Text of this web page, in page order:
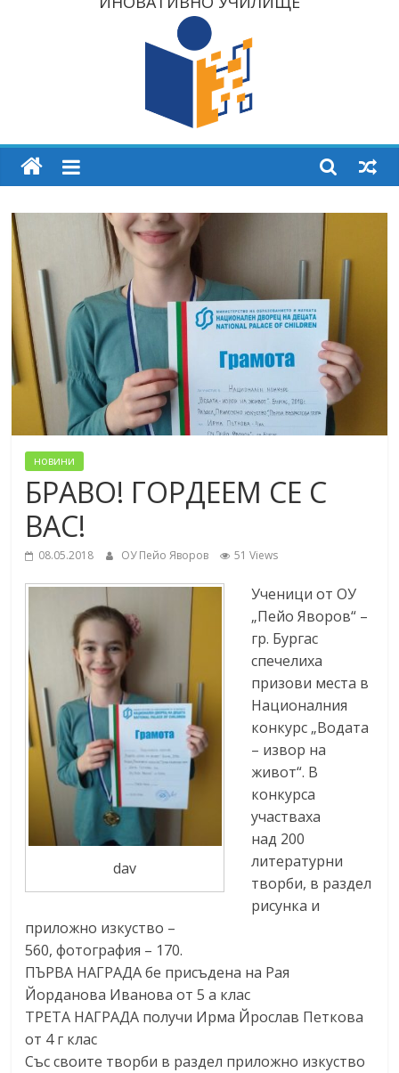
новини
БРАВО! ГОРДЕЕМ СЕ С
ВАС!
08.05.2018 ОУ Пейо Яворов 51 Views
dav
Ученици от ОУ
„Пейо Яворов“ –
гр. Бургас
спечелиха
призови места в
Националния
конкурс „Водата
– извор на
живот“. В
конкурса
участваха
над 200
литературни
творби, в раздел
рисунка и
приложно изкуство –
560, фотография – 170.
ПЪРВА НАГРАДА бе присъдена на Рая
Йорданова Иванова от 5 а клас
ТРЕТА НАГРАДА получи Ирма Йрослав Петкова
от 4 г клас
Със своите творби в раздел приложно изкуство